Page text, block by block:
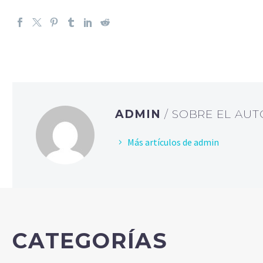
ADMIN / SOBRE EL
Más artículos de admin
CATEGORÍAS